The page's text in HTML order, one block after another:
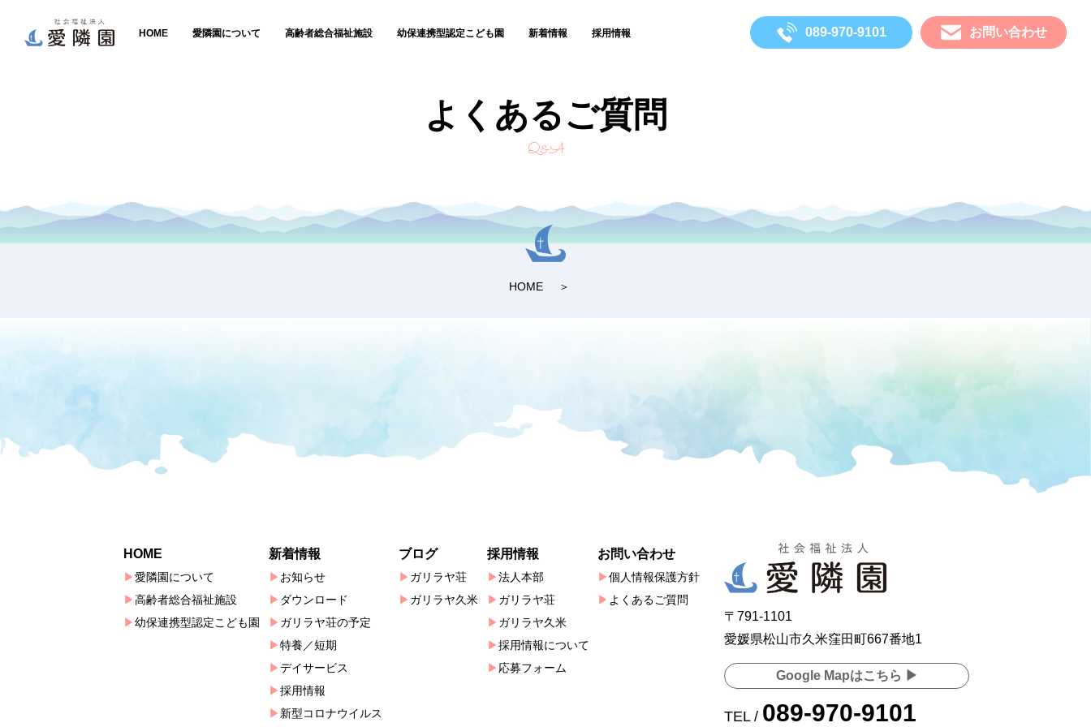
HOME 愛隣園について 高齢者総合福祉施設 幼保連携型認定こども園 新着情報 採用情報 089-970-9101 お問い合わせ
よくあるご質問
Q&A
HOME
HOME
愛隣園について
高齢者総合福祉施設
幼保連携型認定こども園
新着情報
お知らせ
ダウンロード
ガリラヤ荘の予定
特養／短期
デイサービス
採用情報
新型コロナウイルス
ブログ
ガリラヤ荘
ガリラヤ久米
採用情報
法人本部
ガリラヤ荘
ガリラヤ久米
採用情報について
応募フォーム
お問い合わせ
個人情報保護方針
よくあるご質問
〒791-1101
愛媛県松山市久米窪田町667番地1
Google Mapはこちら ▶
TEL / 089-970-9101